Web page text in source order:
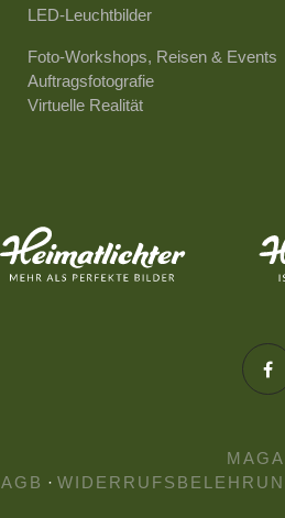
LED-Leuchtbilder
Foto-Workshops, Reisen & Events
Auftragsfotografie
Virtuelle Realität
AGB ·